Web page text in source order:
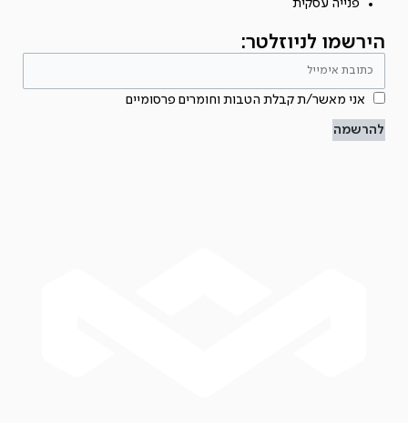
פנייה עסקית
הירשמו לניוזלטר:
אני מאשר/ת קבלת הטבות וחומרים פרסומיים
להרשמה